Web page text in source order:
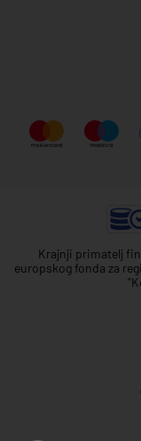
Krajnji primatelj
europskog fonda za